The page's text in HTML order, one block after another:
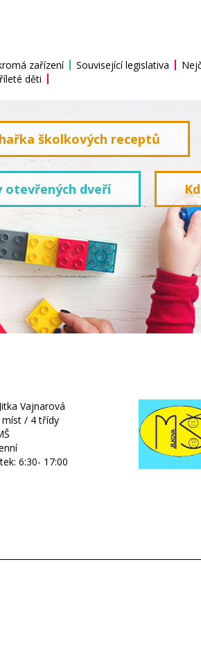
zařízení Související legislativa
děti
školkových receptů
otevřených dveří
Vajnarová
míst / 4 třídy
6:30- 17:00